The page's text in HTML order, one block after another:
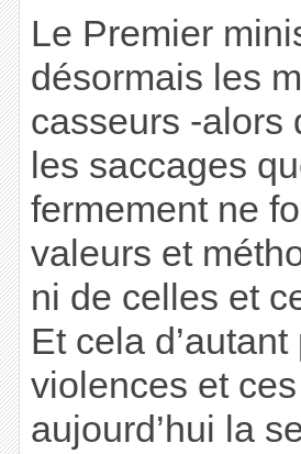
Le Premier
désormais les
casseurs -alors
les saccages
fermement ne
valeurs et
ni de celles et
Et cela
violences et
aujourd’hui la